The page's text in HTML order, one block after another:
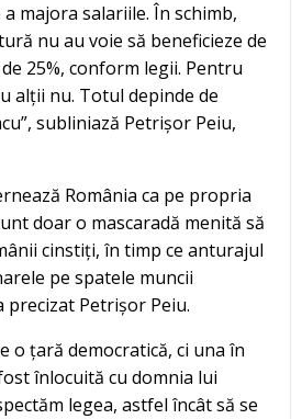
majora salariile. În schimb,
nu au voie să beneficieze de
25%, conform legii. Pentru
alții nu. Totul depinde de
subliniază Petrișor Peiu,
România ca pe propria
doar o mascaradă menită să
cinstiți, în timp ce anturajul
pe spatele muncii
precizat Petrișor Peiu.
o țară democratică, ci una în
înlocuită cu domnia lui
legea, astfel încât să se